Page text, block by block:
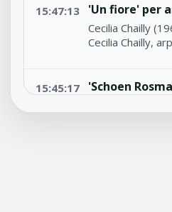
15:47:13 'Un fiore' per
Cecilia Chailly
Cecilia Chailly,
15:45:17
'Schoen